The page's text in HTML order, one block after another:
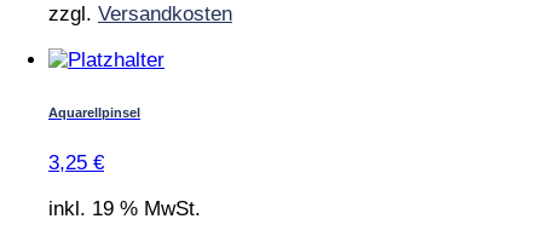
zzgl. Versandkosten
Aquarellpinsel
3,25 €
inkl. 19 % MwSt.